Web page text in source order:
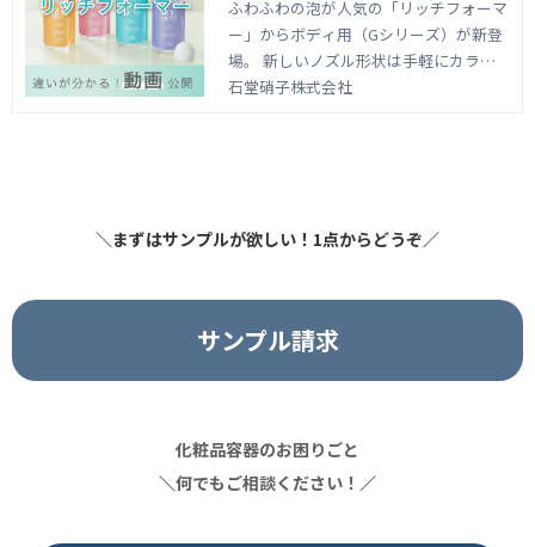
ふわふわの泡が人気の「リッチフォーマ
ー」からボディ用（Gシリーズ）が新登
場。 新しいノズル形状は手軽にカラー
チェンジができるので、さらに幅広いア
石堂硝子株式会社
＼まずはサンプルが欲しい！1点からどうぞ／
サンプル請求
化粧品容器のお困りごと
＼何でもご相談ください！ ／